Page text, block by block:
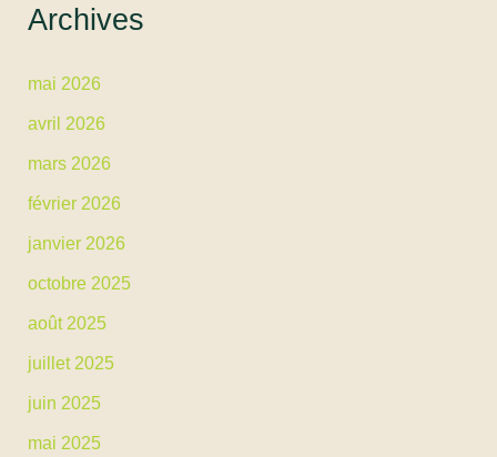
Archives
mai 2026
avril 2026
mars 2026
février 2026
janvier 2026
octobre 2025
août 2025
juillet 2025
juin 2025
mai 2025